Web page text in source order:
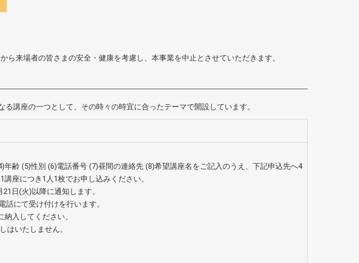
来場者の皆さまの安全・健康を考慮し、本事業を中止とさせていただきます。
講座の一つとして、その時々の時宜に合ったテーマで開設しています。
齢 (5)性別 (6)電話番号 (7)昼間の連絡先 (8)希望講座名をご記入のうえ、下記申込先へ4
座につき1人1枚でお申し込みください。
日(火)以降に通知します。
にて受け付けを行います。
入してください。
はいたしません。